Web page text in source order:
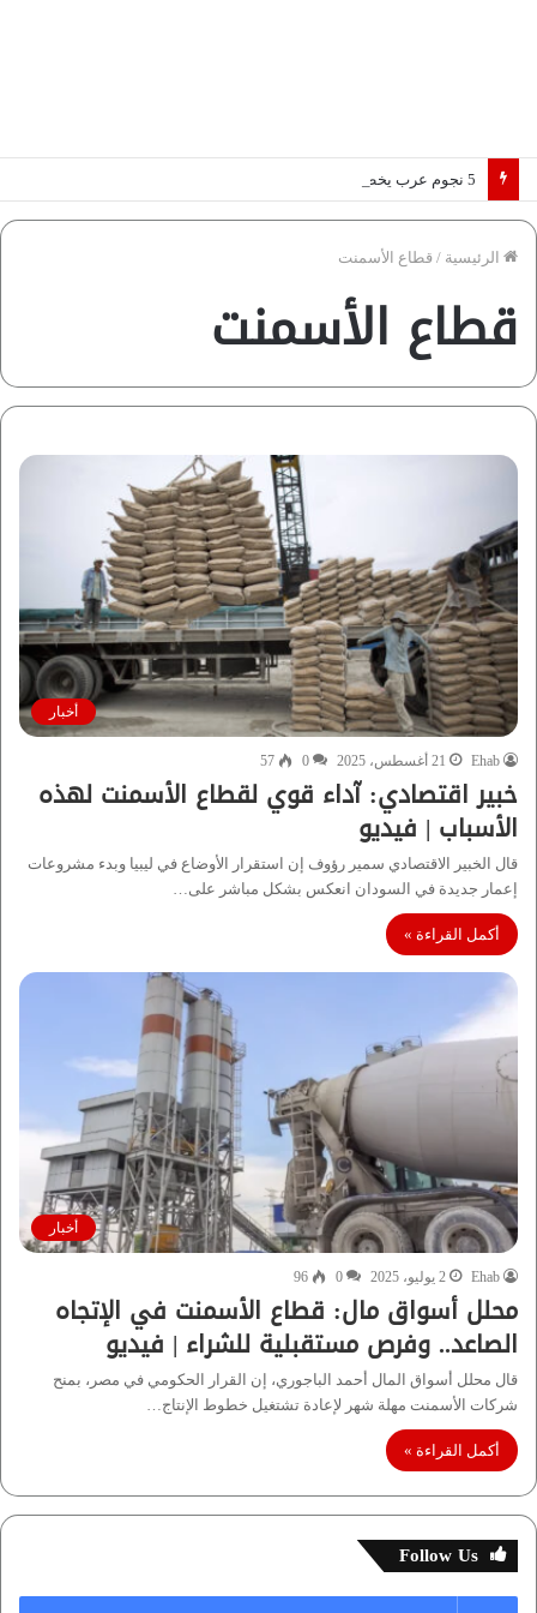
الرئيسية / قطاع الأسمنت
قطاع الأسمنت
أخبار
Ehab 21 أغسطس، 2025 0
57
خبير اقتصادي: آداء قوي لقطاع الأسمنت لهذه
الأسباب | فيديو
قال الخبير الاقتصادي سمير رؤوف إن استقرار الأوضاع في ليبيا وبدء مشروعات
إعمار جديدة في السودان انعكس بشكل مباشر على…
أكمل القراءة »
أخبار
Ehab 2 يوليو، 2025 0
96
محلل أسواق مال: قطاع الأسمنت في الإتجاه
الصاعد.. وفرص مستقبلية للشراء | فيديو
قال محلل أسواق المال أحمد الباجوري، إن القرار الحكومي في مصر، بمنح
شركات الأسمنت مهلة شهر لإعادة تشتغيل خطوط الإنتاج…
أكمل القراءة »
Follow Us